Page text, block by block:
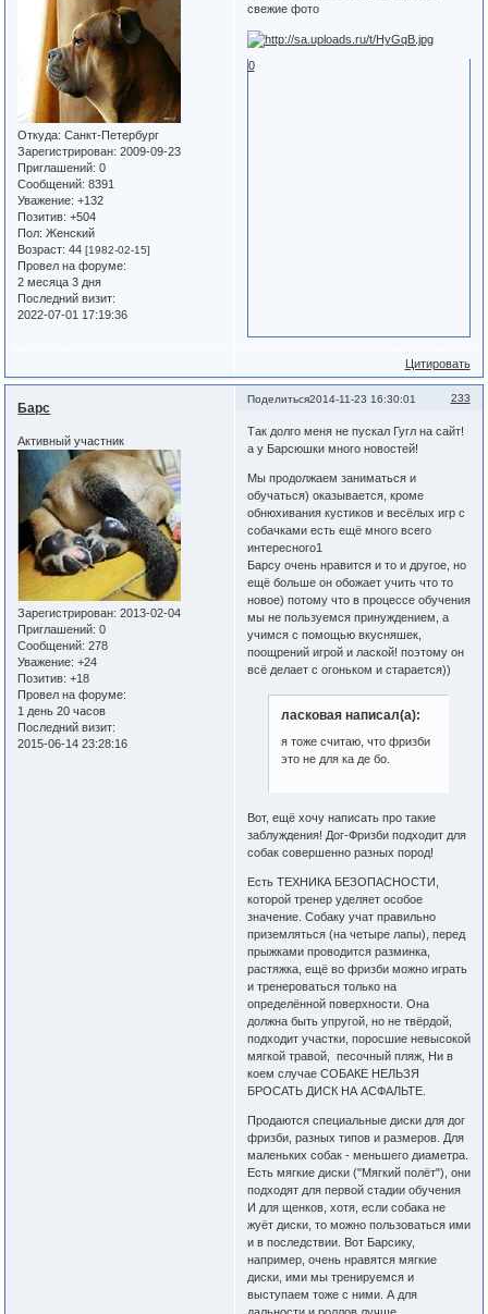
Откуда: Санкт-Петербург
Зарегистрирован: 2009-09-23
Приглашений: 0
Сообщений: 8391
Уважение: +132
Позитив: +504
Пол: Женский
Возраст: 44[1982-02-15]
Провел на форуме:
2 месяца 3 дня
Последний визит:
2022-07-01 17:19:36
свежие фото
0
Цитировать
Поделиться 233
2014-11-23 16:30:01
Барс
Активный участник
Зарегистрирован: 2013-02-04
Приглашений: 0
Сообщений: 278
Уважение: +24
Позитив: +18
Провел на форуме:
1 день 20 часов
Последний визит:
2015-06-14 23:28:16
Так долго меня не пускал Гугл на сайт!
а у Барсюшки много новостей!
Мы продолжаем заниматься и
обучаться) оказывается, кроме
обнюхивания кустиков и весёлых игр с
собачками есть ещё много всего
интересного1
Барсу очень нравится и то и другое, но
ещё больше он обожает учить что то
новое) потому что в процессе обучения
мы не пользуемся принуждением, а
учимся с помощью вкусняшек,
поощрений игрой и лаской! поэтому он
всё делает с огоньком и старается))
ласковая написал(а):
я тоже считаю, что фризби
это не для ка де бо.
Вот, ещё хочу написать про такие
заблуждения! Дог-Фризби подходит для
собак совершенно разных пород!
Есть ТЕХНИКА БЕЗОПАСНОСТИ,
которой тренер уделяет особое
значение. Собаку учат правильно
приземляться (на четыре лапы), перед
прыжками проводится разминка,
растяжка, ещё во фризби можно играть
и тренероваться только на
определённой поверхности. Она
должна быть упругой, но не твёрдой,
подходит участки, поросшие невысокой
мягкой травой, песочный пляж, Ни в
коем случае СОБАКЕ НЕЛЬЗЯ
БРОСАТЬ ДИСК НА АСФАЛЬТЕ.
Продаются специальные диски для дог
фризби, разных типов и размеров. Для
маленьких собак - меньшего диаметра.
Есть мягкие диски ("Мягкий полёт"), они
подходят для первой стадии обучения
И для щенков, хотя, если собака не
жуёт диски, то можно пользоваться ими
и в последствии. Вот Барсику,
например, очень нравятся мягкие
диски, ими мы тренируемся и
выступаем тоже с ними. А для